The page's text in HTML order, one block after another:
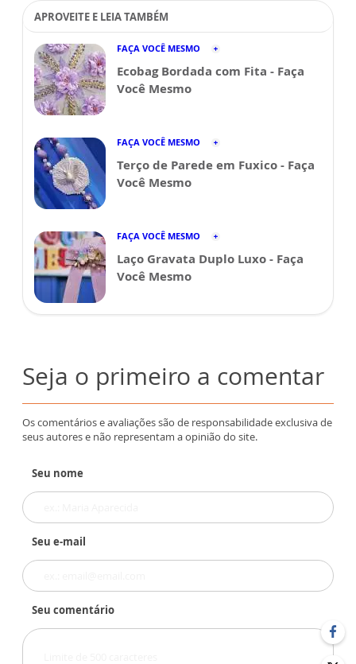
APROVEITE E LEIA TAMBÉM
FAÇA VOCÊ MESMO
Ecobag Bordada com Fita - Faça
Você Mesmo
FAÇA VOCÊ MESMO
Terço de Parede em Fuxico - Faça
Você Mesmo
FAÇA VOCÊ MESMO
Laço Gravata Duplo Luxo - Faça
Você Mesmo
Seja o primeiro a comentar
Os comentários e avaliações são de responsabilidade exclusiva de
seus autores e não representam a opinião do site.
Seu nome
Seu e-mail
Seu comentário